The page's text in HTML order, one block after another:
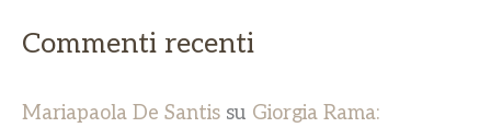
Commenti recenti
Mariapaola De Santis su Giorgia Rama: